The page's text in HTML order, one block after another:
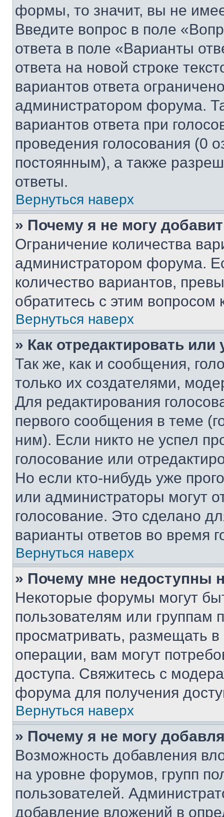
формы, то значит, вы не
Введите вопрос в поле
ответа в поле «Варианты
ответа на новой строке
вариантов ответа
администратором форума.
вариантов ответа при
проведения голосования (0
постоянным), а также
ответы.
Вернуться наверх
» Почему я не могу
Ограничение количества
администратором форума.
количество вариантов,
обратитесь с этим вопросом
Вернуться наверх
» Как отредактировать
Так же, как и сообщения,
только их создателями,
Для редактирования
первого сообщения в теме
ним). Если никто не успел
голосование или
Но если кто-нибудь уже
или администраторы могут
голосование. Это сделано
варианты ответов во время
Вернуться наверх
» Почему мне недоступны
Некоторые форумы могут
пользователям или группам
просматривать, размещать
операции, вам могут
доступа. Свяжитесь с
форума для получения
Вернуться наверх
» Почему я не могу
Возможность добавления
на уровне форумов, групп
пользователей.
добавление вложений в